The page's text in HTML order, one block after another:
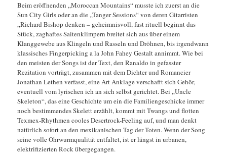
Beim eröffnenden „Moroccan Mountains“ musste ich zuerst an die
Sun City Girls oder an die „Tanger Sessions“ von deren Gitarristen
„Richard Bishop denken – geheimnisvoll, fast rituell beginnt das
Stück, zaghaftes Saitenklimpern breitet sich aus über einem
Klanggewebe aus Klingeln und Rasseln und Dröhnen, bis irgendwann
klassisches Fingerpicking a la John Fahey Gestalt annimmt. Wie bei
den meisten der Songs ist der Text, den Ranaldo in gefasster
Rezitation vorträgt, zusammen mit dem Dichter und Romancier
Jonathan Lethen verfasst, eine Art Anklage verschafft sich Gehör,
eventuell vom lyrischen ich an sich selbst gerichtet. Bei „Uncle
Skeleton“, das eine Geschichte um ein die Familiengeschicke immer
noch bestimmendes Skelett erzählt, kommt mit Twangs und flotten
Texmex-Rhythmen cooles Desertrock-Feeling auf, und man denkt
natürlich sofort an den mexikanischen Tag der Toten. Wenn der Song
seine volle Ohrwurmqualität entfaltet, ist er längst in urbanen,
elektrifizierten Rock übergegangen.